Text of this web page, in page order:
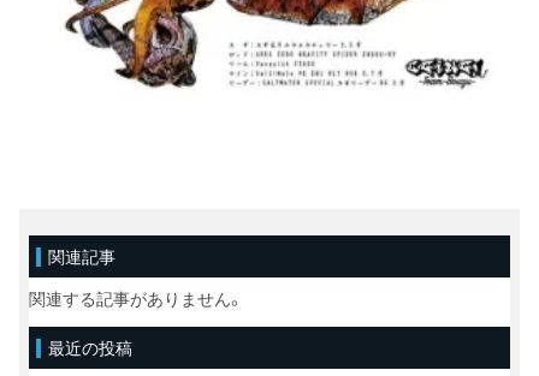
関連記事
関連する記事がありません。
最近の投稿